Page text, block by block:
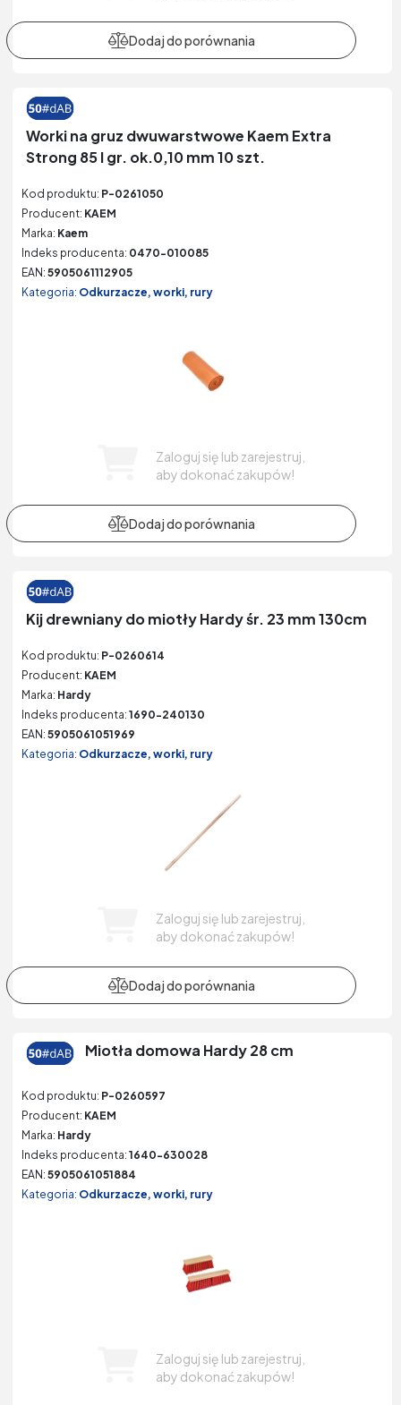
Worki na gruz dwuwarstwowe Kaem Extra
Strong 85 l gr. ok.0,10 mm 10 szt.
Kod produktu: P-0261050
Producent: KAEM
Marka: Kaem
Indeks producenta: 0470-010085
EAN: 5905061112905
Kategoria: Odkurzacze, worki, rury
Zaloguj się lub zarejestruj,
aby dokonać zakupów!
Kij drewniany do miotły Hardy śr. 23 mm 130cm
Kod produktu: P-0260614
Producent: KAEM
Marka: Hardy
Indeks producenta: 1690-240130
EAN: 5905061051969
Kategoria: Odkurzacze, worki, rury
Zaloguj się lub zarejestruj,
aby dokonać zakupów!
Miotła domowa Hardy 28 cm
Kod produktu: P-0260597
Producent: KAEM
Marka: Hardy
Indeks producenta: 1640-630028
EAN: 5905061051884
Kategoria: Odkurzacze, worki, rury
Zaloguj się lub zarejestruj,
aby dokonać zakupów!